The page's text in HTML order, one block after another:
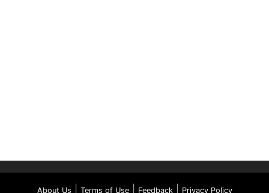
About Us Terms of Use| Feedback| Privacy Policy